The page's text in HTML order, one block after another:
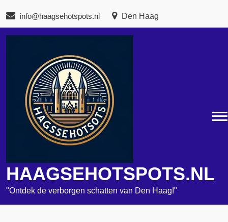
de
inhoud
info@haagsehotspots.nl Den Haag
HAAGSEHOTSPOTS.NL
"Ontdek de verborgen schatten van Den Haag!"